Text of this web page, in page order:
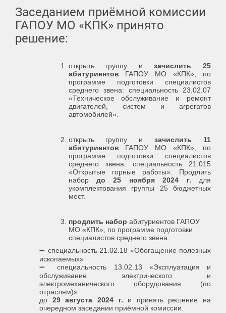
Заседанием приёмной комиссии
ГАПОУ МО «КПК» принято
решение:
открыть группу изачислить 25
абитуриентов ГАПОУ МО «КПК», по
программе подготовки специалистов
среднего звена: специальность 23.02.07
«Техническое обслуживание и ремонт
двигателей, систем и агрегатов
автомобилей».
открыть группу изачислить
11
абитуриентов ГАПОУ МО «КПК», по
программе подготовки специалистов
среднего звена: специальность 21.015
«Открытые горные работы». Продлить
набор до 25 ноября 2024 г. для
укомплектования группы 25 бюджетных
мест.
продлить набор абитуриентов ГАПОУ
МО «КПК», по программе подготовки
специалистов среднего звена:
➖ специальность 21.02.18 «Обогащение полезных
ископаемых»
➖ специальность 13.02.13 «Эксплуатация и
обслуживание электрического и
электромеханического оборудования (по
отраслям)»
до 29 августа 2024 г. и принять решение на
очередном заседании приёмной комиссии.